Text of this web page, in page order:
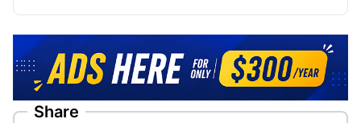
Share